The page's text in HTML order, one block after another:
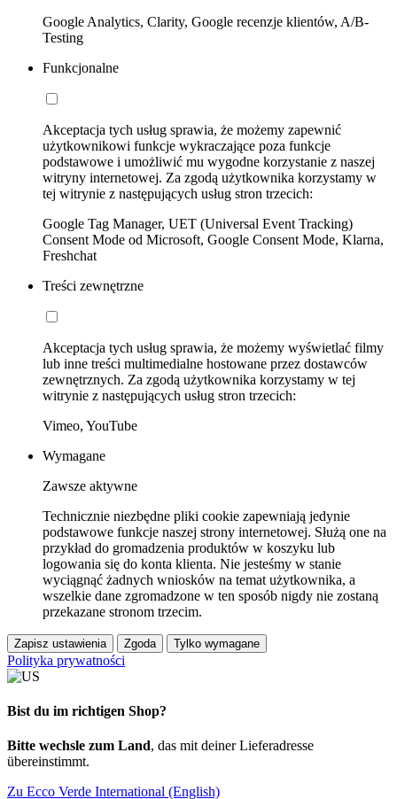
Google Analytics, Clarity, Google recenzje klientów, A/B-
Testing
Funkcjonalne
Akceptacja tych usług sprawia, że możemy zapewnić
użytkownikowi funkcje wykraczające poza funkcje
podstawowe i umożliwić mu wygodne korzystanie z naszej
witryny internetowej. Za zgodą użytkownika korzystamy w
tej witrynie z następujących usług stron trzecich:
Google Tag Manager, UET (Universal Event Tracking)
Consent Mode od Microsoft, Google Consent Mode, Klarna,
Freshchat
Treści zewnętrzne
Akceptacja tych usług sprawia, że możemy wyświetlać filmy
lub inne treści multimedialne hostowane przez dostawców
zewnętrznych. Za zgodą użytkownika korzystamy w tej
witrynie z następujących usług stron trzecich:
Vimeo, YouTube
Wymagane
Zawsze aktywne
Technicznie niezbędne pliki cookie zapewniają jedynie
podstawowe funkcje naszej strony internetowej. Służą one na
przykład do gromadzenia produktów w koszyku lub
logowania się do konta klienta. Nie jesteśmy w stanie
wyciągnąć żadnych wniosków na temat użytkownika, a
wszelkie dane zgromadzone w ten sposób nigdy nie zostaną
przekazane stronom trzecim.
Zapisz ustawienia Zgoda Tylko wymagane
Polityka prywatności
Bist du im richtigen Shop?
Bitte wechsle zum Land, das mit deiner Lieferadresse
übereinstimmt.
Zu Ecco Verde International (English)